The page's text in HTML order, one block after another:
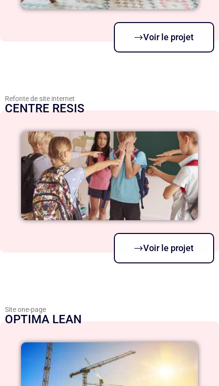
Voir le projet
Refonte de site internet
CENTRE RESIS
Voir le projet
Site one-page
OPTIMA LEAN